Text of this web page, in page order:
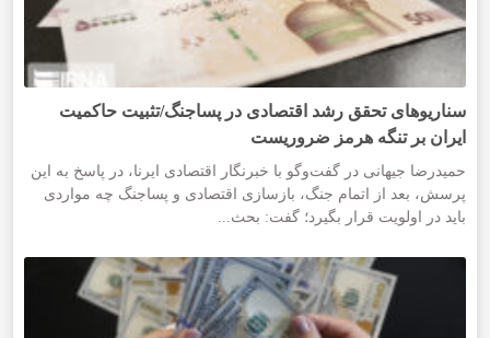
سناریوهای تحقق رشد اقتصادی در پساجنگ/تثبیت حاکمیت
ایران بر تنگه هرمز ضروریست
حمیدرضا جیهانی در گفت‌وگو با خبرنگار اقتصادی ایرنا، در پاسخ به این
پرسش، بعد از اتمام جنگ، بازسازی اقتصادی و پساجنگ چه مواردی
باید در اولویت قرار بگیرد؛ گفت: بحث...